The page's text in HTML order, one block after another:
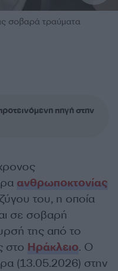
σοβαρά τραύματα
πηγή στην
ανθρωποκτονίας
του, η οποία
σε σοβαρή
της από το
στο Ηράκλειο. Ο
(13.05.2026) στην